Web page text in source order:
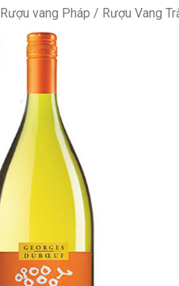
Rượu vang Pháp / Rượu Vang